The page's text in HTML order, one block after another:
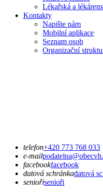
Lékařská a
Kontakty
Napište nám
Mobilní aplikace
Seznam osob
Organizační
telefon+420 773 768 033
e-mail
facebookfacebook
datová schránkadatová
seniořisenioři